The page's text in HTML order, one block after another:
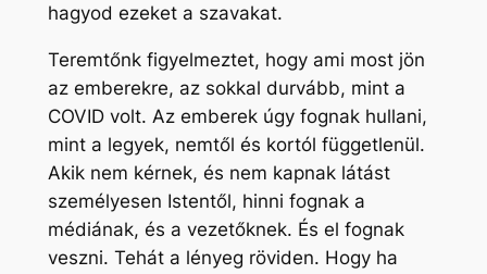
hagyod ezeket a szavakat.
Teremtőnk figyelmeztet, hogy ami most jön
az emberekre, az sokkal durvább, mint a
COVID volt. Az emberek úgy fognak hullani,
mint a legyek, nemtől és kortól függetlenül.
Akik nem kérnek, és nem kapnak látást
személyesen Istentől, hinni fognak a
médiának, és a vezetőknek. És el fognak
veszni. Tehát a lényeg röviden. Hogy ha